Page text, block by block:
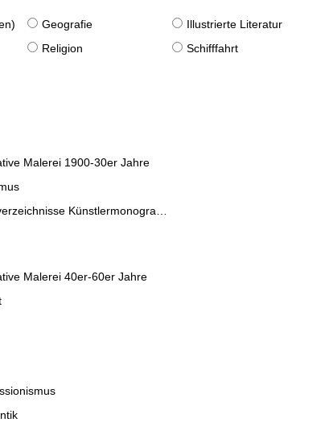
Geografie
Illustrierte Literatur
Religion
Schifffahrt
Malerei 1900-30er Jahre
Künstlermonographien
Malerei 40er-60er Jahre